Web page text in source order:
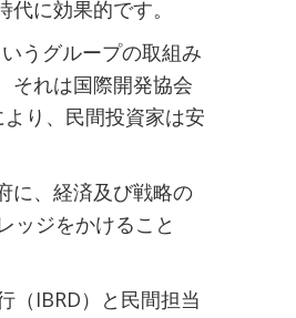
に効果的です。
うグループの取組み
それは国際開発協会
り、民間投資家は安
に、経済及び戦略の
ッジをかけること
（IBRD）と民間担当